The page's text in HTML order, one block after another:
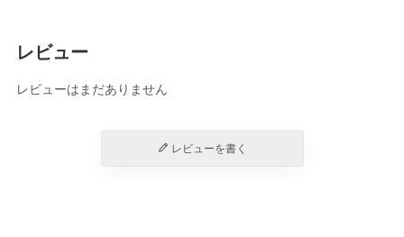
レビュー
レビューはまだありません
レビューを書く